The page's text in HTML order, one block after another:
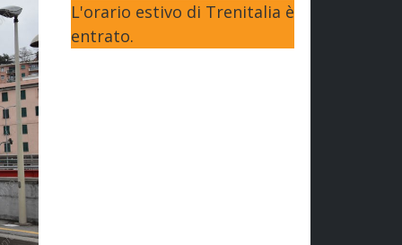
L'orario estivo di Trenitalia è
entrato.